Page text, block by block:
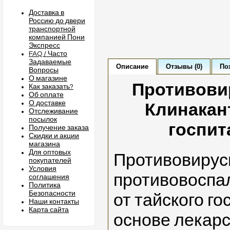
Доставка в
Россию до двери
транспортной
компанией Пони
Экспресс
FAQ / Часто
Задаваемые
Вопросы
О магазине
Как заказать?
Об оплате
О доставке
Отслеживание
посылок
Получение заказа
Скидки и акции
магазина
Для оптовых
покупателей
Условия
соглашения
Политика
Безопасности
Наши контакты
Карта сайта
Описание Отзывы (0)
от тайского
основе